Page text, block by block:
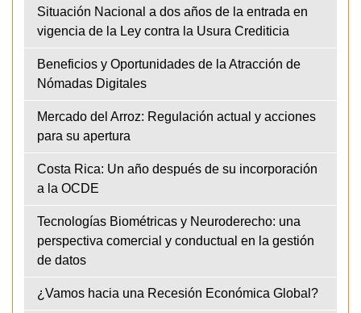
Situación Nacional a dos años de la entrada en
vigencia de la Ley contra la Usura Crediticia
Beneficios y Oportunidades de la Atracción de
Nómadas Digitales
Mercado del Arroz: Regulación actual y acciones
para su apertura
Costa Rica: Un año después de su incorporación
a la OCDE
Tecnologías Biométricas y Neuroderecho: una
perspectiva comercial y conductual en la gestión
de datos
¿Vamos hacia una Recesión Económica Global?